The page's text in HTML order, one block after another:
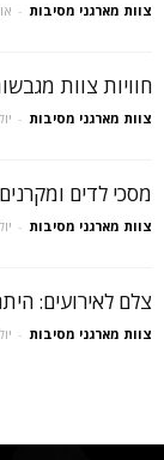
צוות מארגני מסיבות -
חוויות צוות
צוות מארגני מסיבות - יולי
מסכי לדים
צוות מארגני מסיבות - יולי
צלם לאירועים:
צוות מארגני מסיבות - יולי 5,